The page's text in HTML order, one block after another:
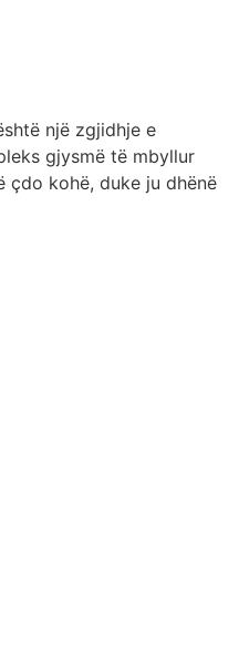
një zgjidhje e
gjysmë të mbyllur
çdo kohë, duke ju dhënë